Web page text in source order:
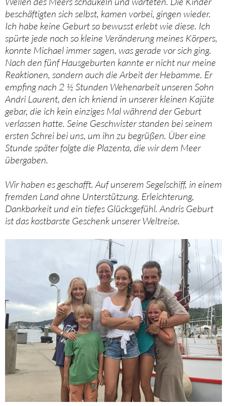
beschäftigten sich selbst, kamen vorbei, gingen wieder.
Ich habe keine Geburt so bewusst erlebt wie diese. Ich
spürte jede noch so kleine Veränderung meines Körpers,
konnte Michael immer sagen, was gerade vor sich ging.
Nach den fünf Hausgeburten kannte er nicht nur meine
Reaktionen, sondern auch die Arbeit der Hebamme. Er
empfing nach 2 ½ Stunden Wehenarbeit unseren Sohn
Andri Laurent, den ich kniend in unserer kleinen Kajüte
gebar, die ich kein einziges Mal während der Geburt
verlassen hatte. Seine Geschwister standen bei seinem
ersten Schrei bei uns, um ihn zu begrüßen. Über eine
Stunde später folgte die Plazenta, die wir dem Meer
übergaben.
Wir haben es geschafft. Auf unserem Segelschiff, in einem
fremden Land ohne Unterstützung. Erleichterung,
Dankbarkeit und ein tiefes Glücksgefühl. Andris Geburt
ist das kostbarste Geschenk unserer Weltreise.